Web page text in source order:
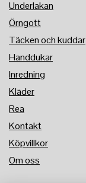
Underlakan
Örngott
Täcken och kuddar
Handdukar
Inredning
Kläder
Rea
Kontakt
Köpvillkor
Om oss